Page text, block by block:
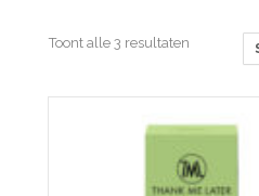
Toont alle 3 resultaten